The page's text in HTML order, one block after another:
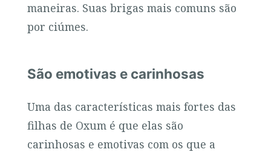
maneiras. Suas brigas mais comuns são
por ciúmes.
São emotivas e carinhosas
Uma das características mais fortes das
filhas de Oxum é que elas são
carinhosas e emotivas com os que a